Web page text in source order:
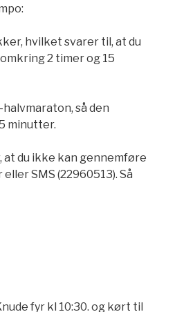
hvilket svarer til, at du
2 timer og 15
så den
minutter.
at du ikke kan gennemføre
SMS (22960513). Så
fyr kl 10:30. og kørt til